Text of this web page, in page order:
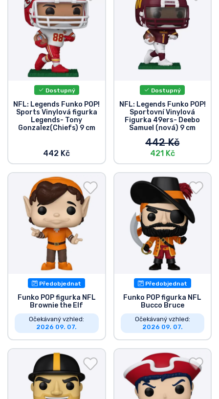
Dostupný
NFL: Legends Funko POP!
Sports Vinylová figurka
Legends- Tony
Gonzalez(Chiefs) 9 cm
442 Kč
Dostupný
NFL: Legends Funko POP!
Sportovní Vinylová
Figurka 49ers- Deebo
Samuel (nová) 9 cm
442 Kč
421 Kč
Předobjednat
Funko POP figurka NFL
Brownie the Elf
Očekávaný vzhled:
2026 09. 07.
Předobjednat
Funko POP figurka NFL
Bucco Bruce
Očekávaný vzhled:
2026 09. 07.